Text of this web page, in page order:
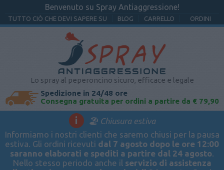
Benvenuto su Spray Antiaggressione!
TUTTO CIÒ CHE DEVI SAPERE SU BLOG CARRELLO ORDINI
Lo spray al peperoncino sicuro, efficace e legale
Spedizione in 24/48 ore
Consegna gratuita per ordini a partire da € 79,90
i
🏖️ Chiusura estiva
Informiamo i nostri clienti che saremo chiusi per la pausa
estiva. Gli ordini ricevuti dal 7 agosto dopo le ore 12:00
saranno elaborati e spediti a partire dal 24 agosto.
Nello stesso periodo anche il servizio di assistenza